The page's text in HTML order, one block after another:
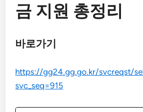
금 지원 총정리
바로가기
https://gg24.gg.go.kr/svcreqst/
svc_seq=915